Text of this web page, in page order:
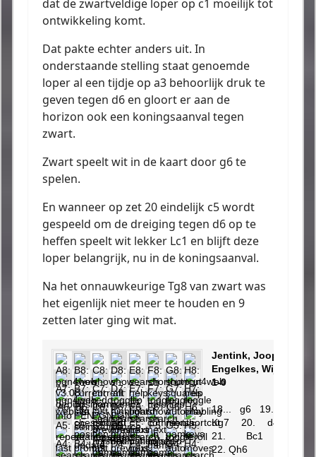
dat de zwartveldige loper op c1 moeilijk tot
ontwikkeling komt.
Dat pakte echter anders uit. In
onderstaande stelling staat genoemde
loper al een tijdje op a3 behoorlijk druk te
geven tegen d6 en gloort er aan de
horizon ook een koningsaanval tegen
zwart.
Zwart speelt wit in de kaart door g6 te
spelen.
En wanneer op zet 20 eindelijk c5 wordt
gespeeld om de dreiging tegen d6 op te
heffen speelt wit lekker Lc1 en blijft deze
loper belangrijk, nu in de koningsaanval.
Na het onnauwkeurige Tg8 van zwart was
het eigenlijk niet meer te houden en 9
zetten later ging wit mat.